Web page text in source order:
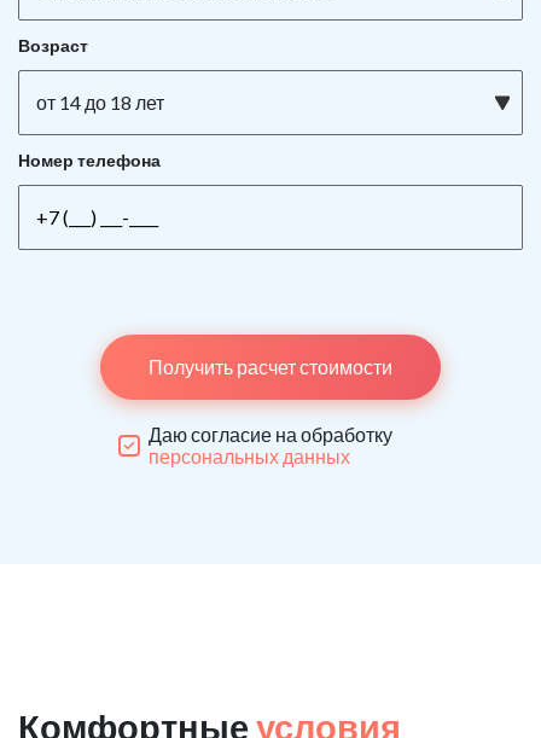
Возраст
от 14 до 18 лет
Номер телефона
Получить расчет стоимости
Даю согласие на обработку
персональных данных
Комфортные условия